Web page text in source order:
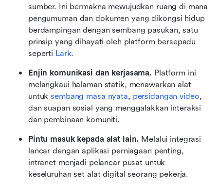
sumber. Ini bermakna mewujudkan ruang di mana
pengumuman dan dokumen yang dikongsi hidup
berdampingan dengan sembang pasukan, satu
prinsip yang dihayati oleh platform bersepadu
seperti Lark.
Enjin komunikasi dan kerjasama. Platform ini
melangkaui halaman statik, menawarkan alat
untuk sembang masa nyata, persidangan video,
dan suapan sosial yang menggalakkan interaksi
dan pembinaan komuniti.
Pintu masuk kepada alat lain. Melalui integrasi
lancar dengan aplikasi perniagaan penting,
intranet menjadi pelancar pusat untuk
keseluruhan set alat digital seorang pekerja.